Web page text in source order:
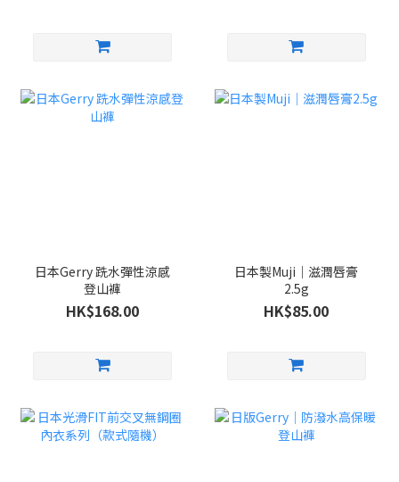
日本Gerry 跣水彈性涼感
登山褲
HK$168.00
日本製Muji｜滋潤唇膏
2.5g
HK$85.00